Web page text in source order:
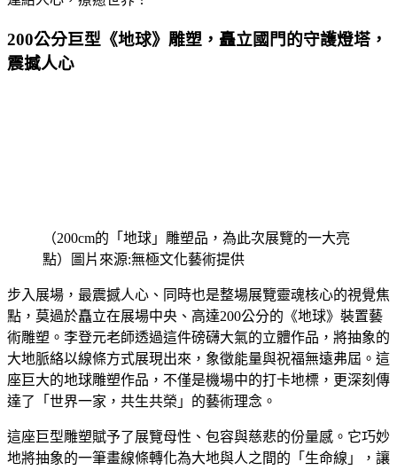
200公分巨型《地球》雕塑，矗立國門的守護燈塔，
震撼人心
（200cm的「地球」雕塑品，為此次展覽的一大亮
點）圖片來源:無極文化藝術提供
步入展場，最震撼人心、同時也是整場展覽靈魂核心的視覺焦
點，莫過於矗立在展場中央、高達200公分的《地球》裝置藝
術雕塑。李登元老師透過這件磅礴大氣的立體作品，將抽象的
大地脈絡以線條方式展現出來，象徵能量與祝福無遠弗屆。這
座巨大的地球雕塑作品，不僅是機場中的打卡地標，更深刻傳
達了「世界一家，共生共榮」的藝術理念。
這座巨型雕塑賦予了展覽母性、包容與慈悲的份量感。它巧妙
地將抽象的一筆畫線條轉化為大地與人之間的「生命線」，讓